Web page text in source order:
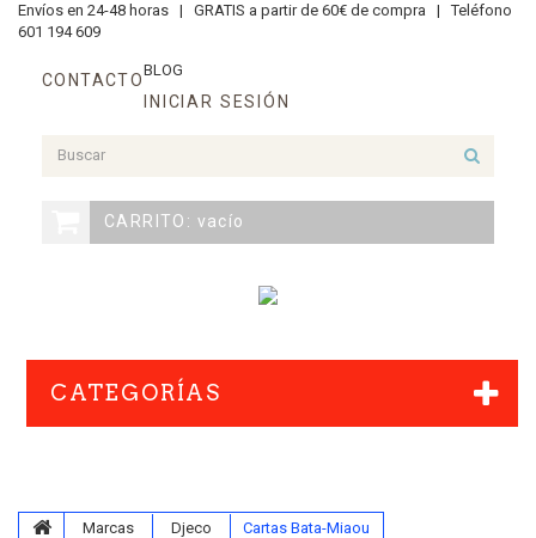
Envíos en 24-48 horas | GRATIS a partir de 60€ de compra | Teléfono
601 194 609
BLOG
CONTACTO
INICIAR SESIÓN
CARRITO: vacío
CATEGORÍAS
Marcas Djeco Cartas Bata-Miaou